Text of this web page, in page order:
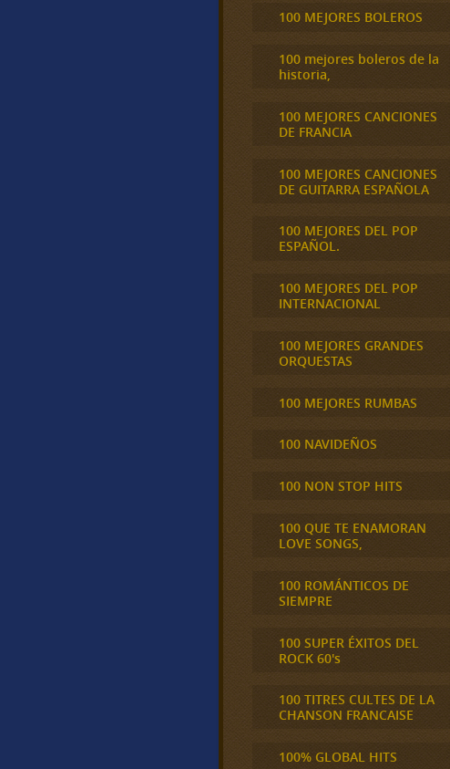
100 MEJORES BOLEROS
100 mejores boleros de la
historia,
100 MEJORES CANCIONES
DE FRANCIA
100 MEJORES CANCIONES
DE GUITARRA ESPAÑOLA
100 MEJORES DEL POP
ESPAÑOL.
100 MEJORES DEL POP
INTERNACIONAL
100 MEJORES GRANDES
ORQUESTAS
100 MEJORES RUMBAS
100 NAVIDEÑOS
100 NON STOP HITS
100 QUE TE ENAMORAN
LOVE SONGS,
100 ROMÁNTICOS DE
SIEMPRE
100 SUPER ÉXITOS DEL
ROCK 60's
100 TITRES CULTES DE LA
CHANSON FRANCAISE
100% GLOBAL HITS